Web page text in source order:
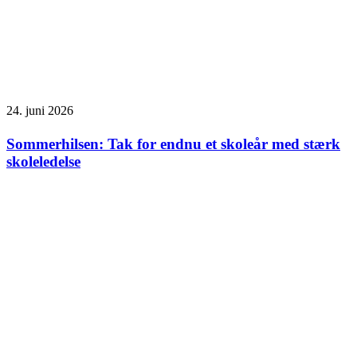
24. juni 2026
Sommerhilsen: Tak for endnu et skoleår med stærk
skoleledelse